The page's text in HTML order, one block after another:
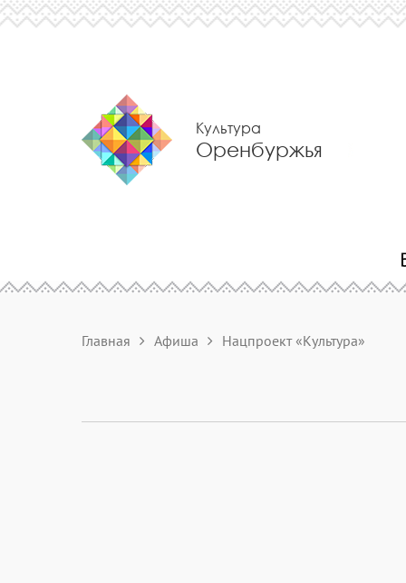
Культура
Оренбуржья
Главная Афиша Нацпроект «Культура»